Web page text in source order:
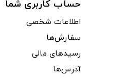
حساب کاربری شما
اطلاعات شخصی
سفارش‌ها
رسیدهای مالی
آدرس‌ها